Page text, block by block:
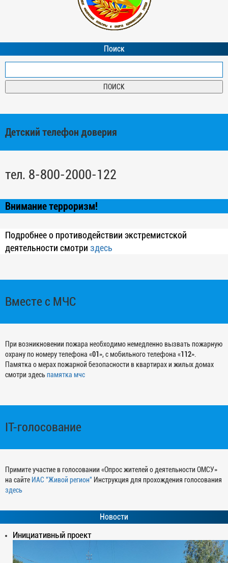
Поиск
Детский телефон доверия
тел. 8-800-2000-122
Внимание терроризм!
Подробнее о противодействии экстремистской
деятельности смотри здесь
Вместе с МЧС
При возникновении пожара необходимо немедленно вызвать пожарную
охрану по номеру телефона «01 », с мобильного телефона «112».
Памятка о мерах пожарной безопасности в квартирах и жилых домах
смотри здесьпамятка мчс
IT-голосование
Примите участие в голосовании «Опрос жителей о деятельности ОМСУ»
на сайте ИАС "Живой регион" Инструкция для прохождения голосования
здесь
Новости
Инициативный проект